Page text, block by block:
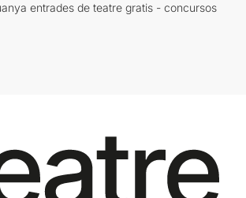
entrades de teatre gratis - concursos